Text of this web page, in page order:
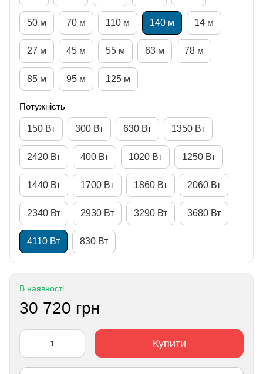
50 м 70 м 110 м 140 м 14 м
27 м 45 м 55 м 63 м 78 м
85 м 95 м 125 м
Потужність
150 Вт 300 Вт 630 Вт 1350 Вт
2420 Вт 400 Вт 1020 Вт 1250 Вт
1440 Вт 1700 Вт 1860 Вт 2060 Вт
2340 Вт 2930 Вт 3290 Вт 3680 Вт
4110 Вт 830 Вт
В наявності
30 720 грн
Купити